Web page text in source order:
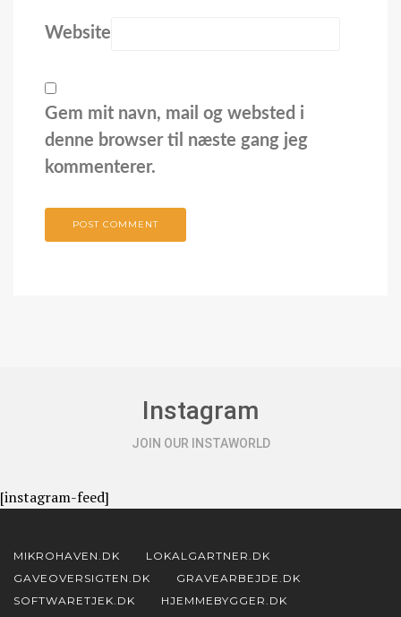
Website
Gem mit navn, mail og websted i
denne browser til næste gang jeg
kommenterer.
Instagram
JOIN OUR INSTAWORLD
[instagram-feed]
MIKROHAVEN.DK
LOKALGARTNER.DK
GAVEOVERSIGTEN.DK
GRAVEARBEJDE.DK
SOFTWARETJEK.DK
HJEMMEBYGGER.DK